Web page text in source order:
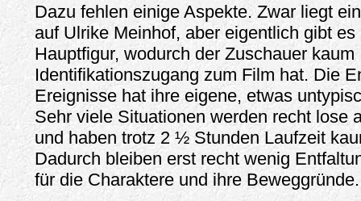
Dazu fehlen einige Aspekte. Zwar liegt
auf Ulrike Meinhof, aber eigentlich gibt
Hauptfigur, wodurch der Zuschauer kaum
Identifikationszugang zum Film hat. Die
Ereignisse hat ihre eigene, etwas
Sehr viele Situationen werden recht lose
und haben trotz 2 ½ Stunden Laufzeit
Dadurch bleiben erst recht wenig
für die Charaktere und ihre Beweggründe.